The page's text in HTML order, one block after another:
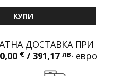
КУПИ
ДОСТАВКА ПРИ
€ / 391,17 лв. евро